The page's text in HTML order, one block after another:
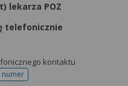
lekarza POZ
telefonicznie
kontaktu
numerdo rejestracji